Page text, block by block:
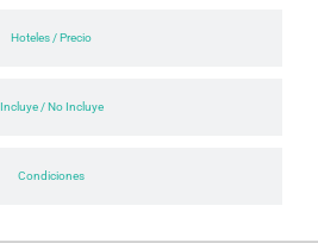
Hoteles / Precio
Incluye / No Incluye
Condiciones